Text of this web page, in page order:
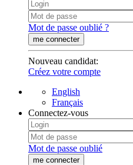
Mot de passe oublié ?
me connecter
Nouveau candidat:
Créez votre compte
English
Français
Connectez-vous
Mot de passe oublié
me connecter